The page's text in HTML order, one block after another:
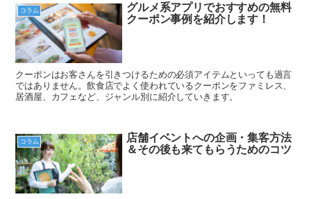
コラム
グルメ系アプリでおすすめの無料
クーポン事例を紹介します！
クーポンはお客さんを引きつけるための必須アイテムといっても過言
ではありません。飲食店でよく使われているクーポンをファミレス、
居酒屋、カフェなど、ジャンル別に紹介していきます。
コラム
店舗イベントへの企画・集客方法
＆その後も来てもらうためのコツ